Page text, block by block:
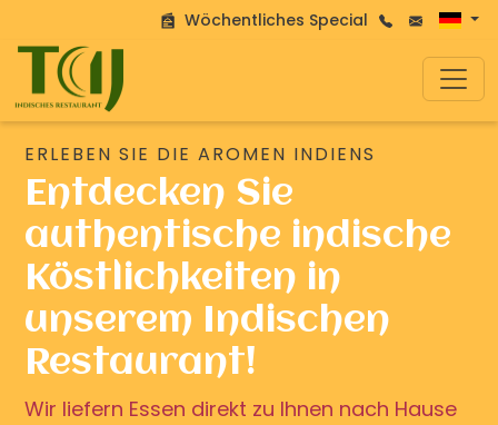
Wöchentliches Special
ERLEBEN SIE DIE AROMEN INDIENS
Entdecken Sie
authentische indische
Köstlichkeiten in
unserem Indischen
Restaurant!
Wir liefern Essen direkt zu Ihnen nach Hause